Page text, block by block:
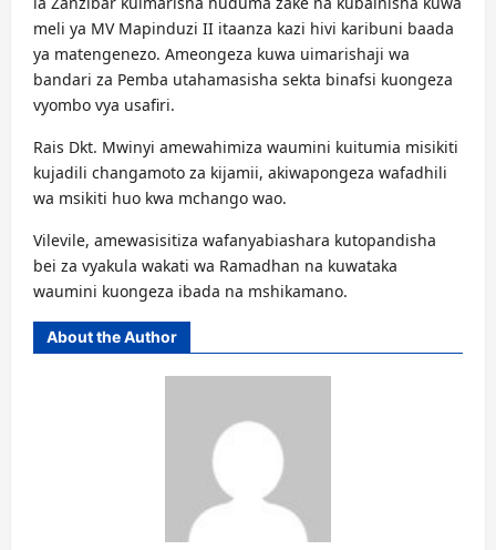
meli ya MV Mapinduzi II itaanza kazi hivi karibuni baada
ya matengenezo. Ameongeza kuwa uimarishaji wa
bandari za Pemba utahamasisha sekta binafsi kuongeza
vyombo vya usafiri.
Rais Dkt. Mwinyi amewahimiza waumini kuitumia misikiti
kujadili changamoto za kijamii, akiwapongeza wafadhili
wa msikiti huo kwa mchango wao.
Vilevile, amewasisitiza wafanyabiashara kutopandisha
bei za vyakula wakati wa Ramadhan na kuwataka
waumini kuongeza ibada na mshikamano.
About the Author